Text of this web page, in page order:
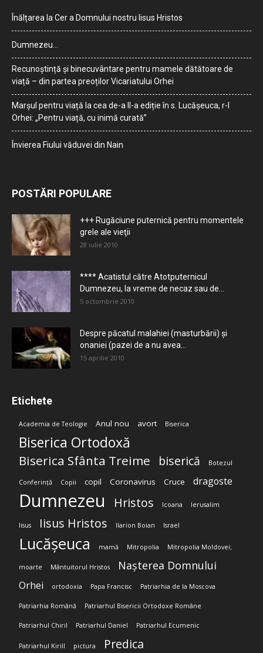
Înălțarea la Cer a Domnului nostru Iisus Hristos
Dumnezeu…
Recunoștință și binecuvântare pentru mamele dătătoare de
viață – din partea preoților Vicariatului Orhei
Marșul pentru viață la cea de-a II-a ediție în s. Lucășeuca, r-l
Orhei: „Pentru viață, cu inimă curată”
Învierea Fiului văduvei din Nain
POSTĂRI POPULARE
+++ Rugăciune puternică pentru momentele
grele ale vieţii
28 iulie 2010
**** Acatistul către Atotputernicul
Dumnezeu, la vreme de necaz sau de...
5 octombrie 2010
Despre păcatul malahiei (masturbării) şi
onaniei (pazei de a nu avea...
15 aprilie 2010
Etichete
Academia de Teologie Anul nou avort Biserica
Biserica Ortodoxă
Biserica Sfânta Treime biserică Botezul
Conferință Copii copil Coronavirus Cruce dragoste
Dumnezeu Hristos Icoana Ierusalim
Iisus Iisus Hristos Ilarion Boian Israel
Lucășeuca mamă Mitropolia Mitropolia Moldovei;
moarte Mântuitorul Hristos Nașterea Domnului
Orhei ortodoxia Papa Francisc Patriarhia de la Moscova
Patriarhia Română Patriarhul Bisericii Ortodoxe Române
Patriarhul Chiril Patriarhul Daniel Patriarhul Ecumenic
Patriarhul Kirill pictura Predica